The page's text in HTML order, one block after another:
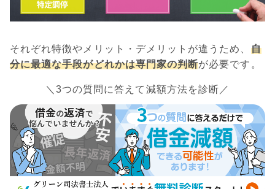
それぞれ特徴やメリット・デメリットが違うため、 自
分に最適な手段がどれかは専門家の判断が必要です。
＼3つの質問に答えて減額方法を診断／